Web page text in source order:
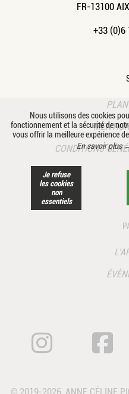
Nous utilisons des cookies
fonctionnement et la sécurité de
vous offrir la meilleure expérience
En savoir plus
Je refuse
les cookies
non
essentiels
FR-13100
+33 (0)6
CONDITIONS